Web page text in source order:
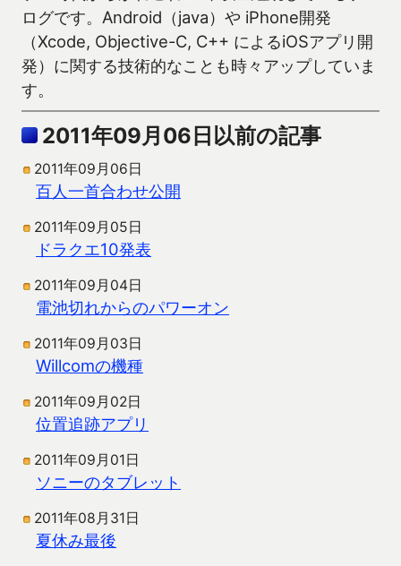
ログです。Android（java）や iPhone開発
（Xcode, Objective-C, C++ によるiOSアプリ開
発）に関する技術的なことも時々アップしていま
す。
2011年09月06日以前の記事
2011年09月06日
百人一首合わせ公開
2011年09月05日
ドラクエ10発表
2011年09月04日
電池切れからのパワーオン
2011年09月03日
Willcomの機種
2011年09月02日
位置追跡アプリ
2011年09月01日
ソニーのタブレット
2011年08月31日
夏休み最後